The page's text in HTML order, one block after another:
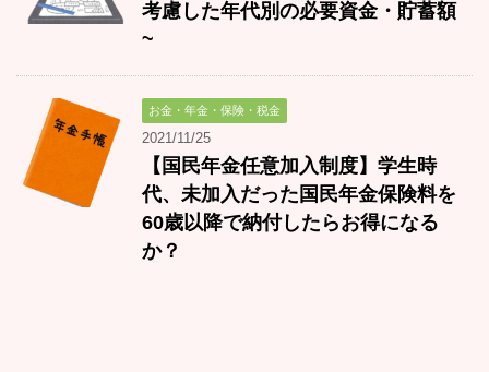
考慮した年代別の必要資金・貯蓄額
~
お金・年金・保険・税金
2021/11/25
【国民年金任意加入制度】学生時
代、未加入だった国民年金保険料を
60歳以降で納付したらお得になる
か？